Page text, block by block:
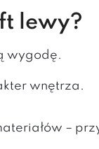
lewy?
wygodę.
wnętrza.
–